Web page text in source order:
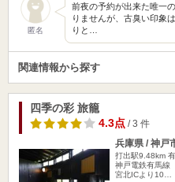
匿名
前夜の予約が出来た唯一
りませんが、古臭い印象
りと…
関連情報から探す
四季の彩 旅籠
4.3点/ 3 件
兵庫県 / 神戸
打出駅9.48km
神戸電鉄有馬線
宮北ICより10…